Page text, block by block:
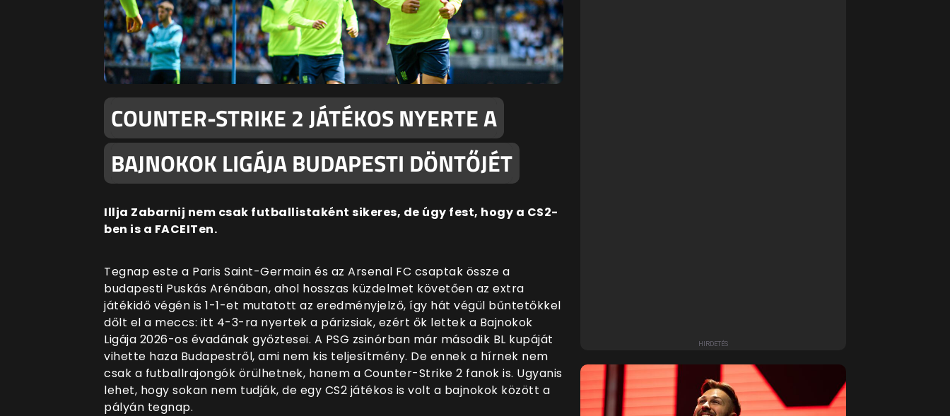
COUNTER-STRIKE 2 JÁTÉKOS NYERTE A
BAJNOKOK LIGÁJA BUDAPESTI DÖNTŐJÉT
Illja Zabarnij nem csak futballistaként sikeres, de úgy fest, hogy a CS2-
ben is a FACEITen.
Tegnap este a Paris Saint-Germain és az Arsenal FC csaptak össze a
budapesti Puskás Arénában, ahol hosszas küzdelmet követően az extra
játékidő végén is 1-1-et mutatott az eredményjelző, így hát végül bűntetőkkel
dőlt el a meccs: itt 4-3-ra nyertek a párizsiak, ezért ők lettek a Bajnokok
Ligája 2026-os évadának győztesei. A PSG zsinórban már második BL kupáját
vihette haza Budapestről, ami nem kis teljesítmény. De ennek a hírnek nem
csak a futballrajongók örülhetnek, hanem a Counter-Strike 2 fanok is. Ugyanis
lehet, hogy sokan nem tudják, de egy CS2 játékos is volt a bajnokok között a
pályán tegnap.